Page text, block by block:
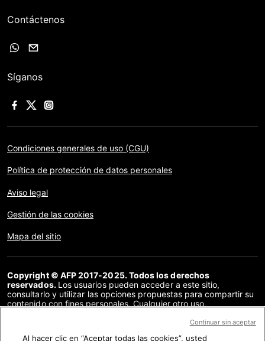
Contáctenos
Síganos
Condiciones generales de uso (CGU)
Política de protección de datos personales
Aviso legal
Gestión de las cookies
Mapa del sitio
Copyright © AFP 2017-2025. Todos los derechos
reservados. Los usuarios pueden acceder a este sitio,
consultarlo y utilizar las opciones propuestas para compartir su
contenido con fines personales. Cualquier otro uso,
distribución del contenido de este sitio, en su totalidad o en
Al hacer clic en “Aceptar todas las cookies”, usted
Continuar sin aceptar